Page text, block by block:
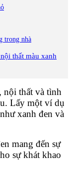
trong nhà
thất màu xanh
nội thất và tình
Lấy một ví dụ
xanh đen và
mang đến sự
sự khát khao